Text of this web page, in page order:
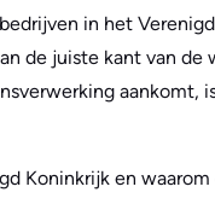
in het
de juiste kant van
aankomt,
Koninkrijk en